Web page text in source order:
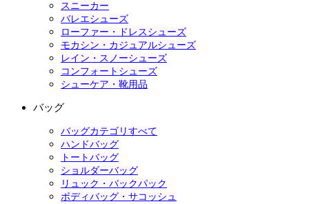
スニーカー
バレエシューズ
ローファー・ドレスシューズ
モカシン・カジュアルシューズ
レイン・スノーシューズ
コンフォートシューズ
シューケア・靴用品
バッグ
バッグカテゴリすべて
ハンドバッグ
トートバッグ
ショルダーバッグ
リュック・バックパック
ボディバッグ・サコッシュ